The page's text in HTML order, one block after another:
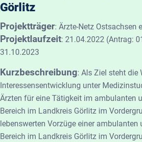
Görlitz
Projektträger: Ärzte-Netz Ostsachsen
Projektlaufzeit: 21.04.2022 (Antrag:
31.10.2023
Kurzbeschreibung: Als Ziel steht die
Interessensentwicklung unter
Ärzten für eine Tätigkeit im ambulanten
Bereich im Landkreis Görlitz im
lebenswerten Vorzüge einer
Bereich im Landkreis Görlitz im